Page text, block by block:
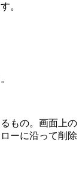
。
もの。画面上の
ーに沿って削除